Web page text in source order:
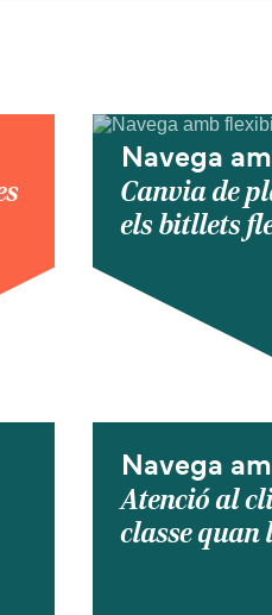
Navega
Canvia de
els bitllets
Navega
Atenció al
classe quan